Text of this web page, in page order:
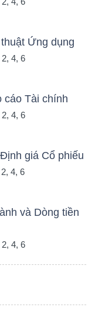
Ứng dụng
4, 6
cáo Tài chính
4, 6
giá Cổ phiếu
4, 6
và Dòng tiền
4, 6